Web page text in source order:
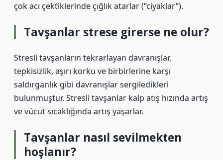
çok acı çektiklerinde çığlık atarlar (“ciyaklar”).
Tavşanlar strese girerse ne olur?
Stresli tavşanların tekrarlayan davranışlar,
tepkisizlik, aşırı korku ve birbirlerine karşı
saldırganlık gibi davranışlar sergiledikleri
bulunmuştur. Stresli tavşanlar kalp atış hızında artış
ve vücut sıcaklığında artış yaşarlar.
Tavşanlar nasıl sevilmekten
hoşlanır?